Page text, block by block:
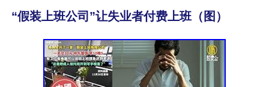
“假装上班公司”让失业者付费上班（图）